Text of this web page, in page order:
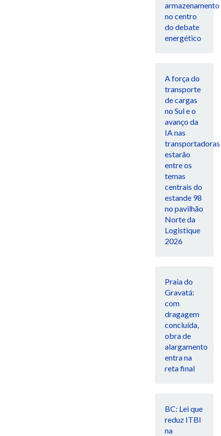
armazenamento
no centro
do debate
energético
A força do
transporte
de cargas
no Sul e o
avanço da
IA nas
transportadoras
estarão
entre os
temas
centrais do
estande 98
no pavilhão
Norte da
Logistique
2026
Praia do
Gravatá:
com
dragagem
concluída,
obra de
alargamento
entra na
reta final
BC: Lei que
reduz ITBI
na